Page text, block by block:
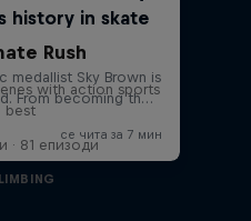
Rush
with action sports
best
· 81 епизоди